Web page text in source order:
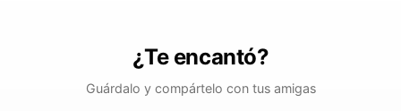
¿Te encantó?
Guárdalo y compártelo con tus amigas